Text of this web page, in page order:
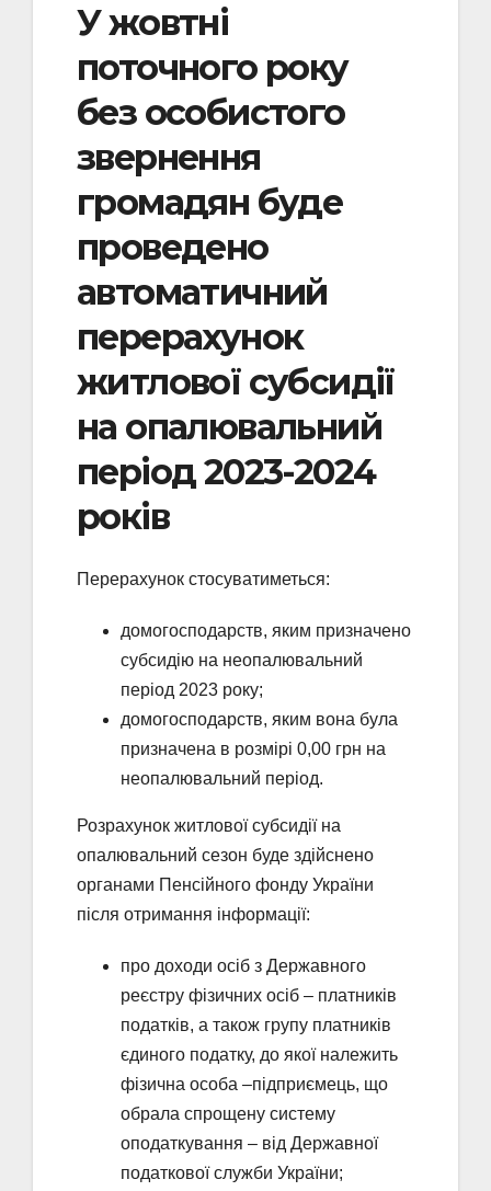
У жовтні
поточного року
без особистого
звернення
громадян буде
проведено
автоматичний
перерахунок
житлової субсидії
на опалювальний
період 2023-2024
років
Перерахунок стосуватиметься:
домогосподарств, яким призначено
субсидію на неопалювальний
період 2023 року;
домогосподарств, яким вона була
призначена в розмірі 0,00 грн на
неопалювальний період.
Розрахунок житлової субсидії на
опалювальний сезон буде здійснено
органами Пенсійного фонду України
після отримання інформації:
про доходи осіб з Державного
реєстру фізичних осіб – платників
податків, а також групу платників
єдиного податку, до якої належить
фізична особа –підприємець, що
обрала спрощену систему
оподаткування – від Державної
податкової служби України;